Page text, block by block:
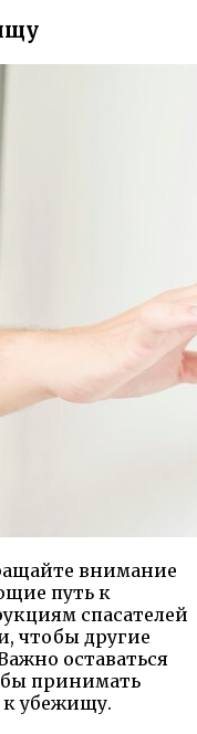
внимание
путь к
спасателей
чтобы другие
оставаться
принимать
убежищу.